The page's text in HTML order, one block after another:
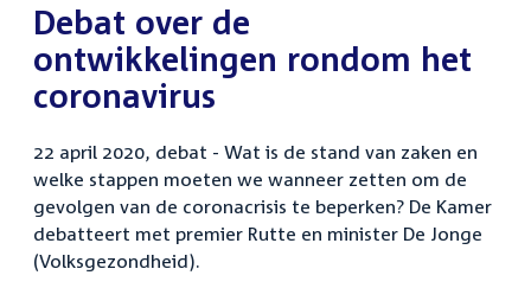
Debat over de
ontwikkelingen rondom het
coronavirus
22 april 2020, debat - Wat is de stand van zaken en
welke stappen moeten we wanneer zetten om de
gevolgen van de coronacrisis te beperken? De Kamer
debatteert met premier Rutte en minister De Jonge
(Volksgezondheid).